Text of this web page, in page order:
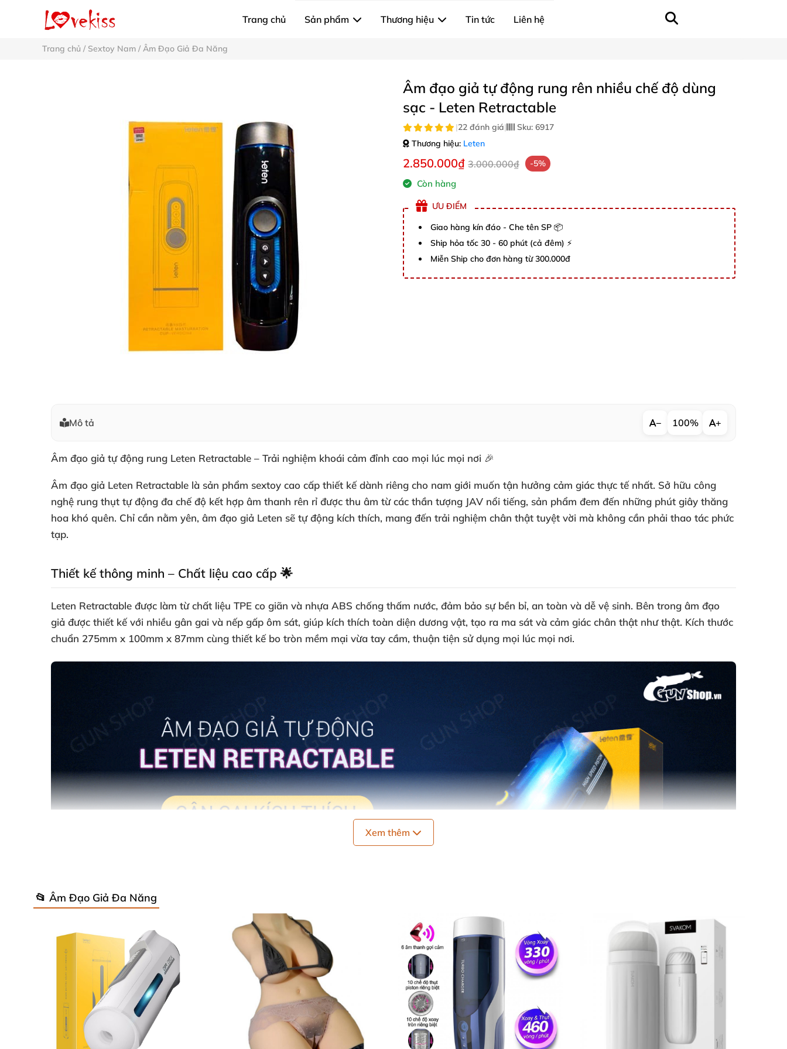
Trang chủ Sản phẩm Thương hiệu Tin tức Liên hệ
Trang chủ / Sextoy Nam / Âm Đạo Giả Đa Năng
Âm đạo giả tự động rung rên nhiều chế độ dùng
sạc - Leten Retractable
|22 đánh giá| Sku: 6917
Thương hiệu: Leten
2.850.000₫ 3.000.000₫ -5%
Còn hàng
ƯU ĐIỂM
Giao hàng kín đáo - Che tên SP 📦
Ship hỏa tốc 30 - 60 phút (cả đêm) ⚡
Miễn Ship cho đơn hàng từ 300.000đ
Mô tả − 100% +
Âm đạo giả tự động rung Leten Retractable – Trải nghiệm khoái cảm đỉnh cao mọi lúc mọi nơi 🎉
Âm đạo giả Leten Retractable là sản phẩm sextoy cao cấp thiết kế dành riêng cho nam giới muốn tận hưởng cảm giác thực tế nhất. Sở hữu công
nghệ rung thụt tự động đa chế độ kết hợp âm thanh rên rỉ được thu âm từ các thần tượng JAV nổi tiếng, sản phẩm đem đến những phút giây thăng
hoa khó quên. Chỉ cần nằm yên, âm đạo giả Leten sẽ tự động kích thích, mang đến trải nghiệm chân thật tuyệt vời mà không cần phải thao tác phức
tạp.
Thiết kế thông minh – Chất liệu cao cấp 🌟
Leten Retractable được làm từ chất liệu TPE co giãn và nhựa ABS chống thấm nước, đảm bảo sự bền bỉ, an toàn và dễ vệ sinh. Bên trong âm đạo
giả được thiết kế với nhiều gân gai và nếp gấp ôm sát, giúp kích thích toàn diện dương vật, tạo ra ma sát và cảm giác chân thật như thật. Kích thước
chuẩn 275mm x 100mm x 87mm cùng thiết kế bo tròn mềm mại vừa tay cầm, thuận tiện sử dụng mọi lúc mọi nơi.
Nhập sỉ Âm đạo giả tự động rung rên nhiều chế độ dùng sạc - Leten Retractable giá rẻ
Xem thêm
📂 Âm Đạo Giả Đa Năng